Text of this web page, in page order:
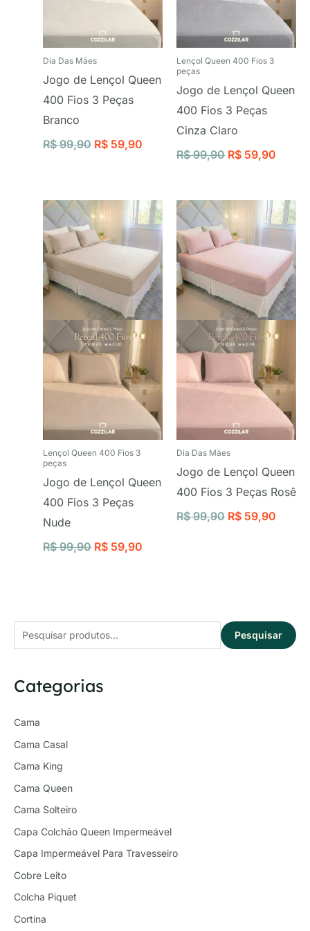
Pesquisar
Categorias
Cama
Cama Casal
Cama King
Cama Queen
Cama Solteiro
Capa Colchão Queen Impermeável
Capa Impermeável Para Travesseiro
Cobre Leito
Colcha Piquet
Cortina
Dia Das Mães
Jogo de Lençol Queen
400 Fios 3 Peças
Branco
R$99,90 R$ 59,90
Lençol Queen 400 Fios 3
peças
Jogo de Lençol Queen
400 Fios 3 Peças
Cinza Claro
R$99,90 R$ 59,90
Lençol Queen 400 Fios 3
peças
Jogo de Lençol Queen
400 Fios 3 Peças
Nude
R$99,90
O
preço
original
era:
R$ 99,90.
R$ 59,90
O
preço
atual
é:
R$ 59,90.
Dia Das Mães
Jogo de Lençol Queen
400 Fios 3 Peças Rosê
R$99,90
O
preço
original
era:
R$ 59,90
O
preço
atual
é:
R$